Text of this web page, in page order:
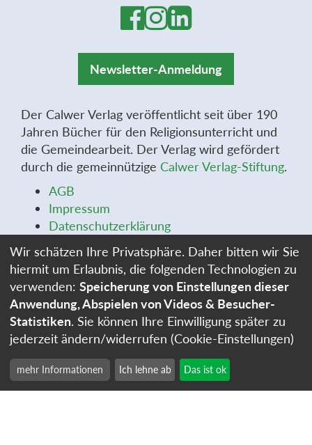
Newsletter-Anmeldung
Der Calwer Verlag veröffentlicht seit über 190
Jahren Bücher für den Religionsunterricht und
die Gemeindearbeit. Der Verlag wird gefördert
durch die gemeinnützige Calwer Verlag-Stiftung.
AGB
Impressum
Datenschutzerklärung
Widerrufsformular
Stellenangebote
Cookie-Einstellungen
Wir schätzen Ihre Privatsphäre. Daher bitten wir Sie
hiermit um Erlaubnis, die folgenden Technologien zu
verwenden: Speicherung von Einstellungen dieser
Anwendung, Abspielen von Videos & Besucher-
Statistiken. Sie können Ihre Einwilligung später zu
jederzeit ändern/widerrufen (Cookie-Einstellungen)
mehr Informationen Ich lehne ab Das ist ok